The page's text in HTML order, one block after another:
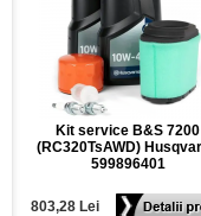
Kit service B&S 7200
(RC320TsAWD)
599896401
803,28 Lei